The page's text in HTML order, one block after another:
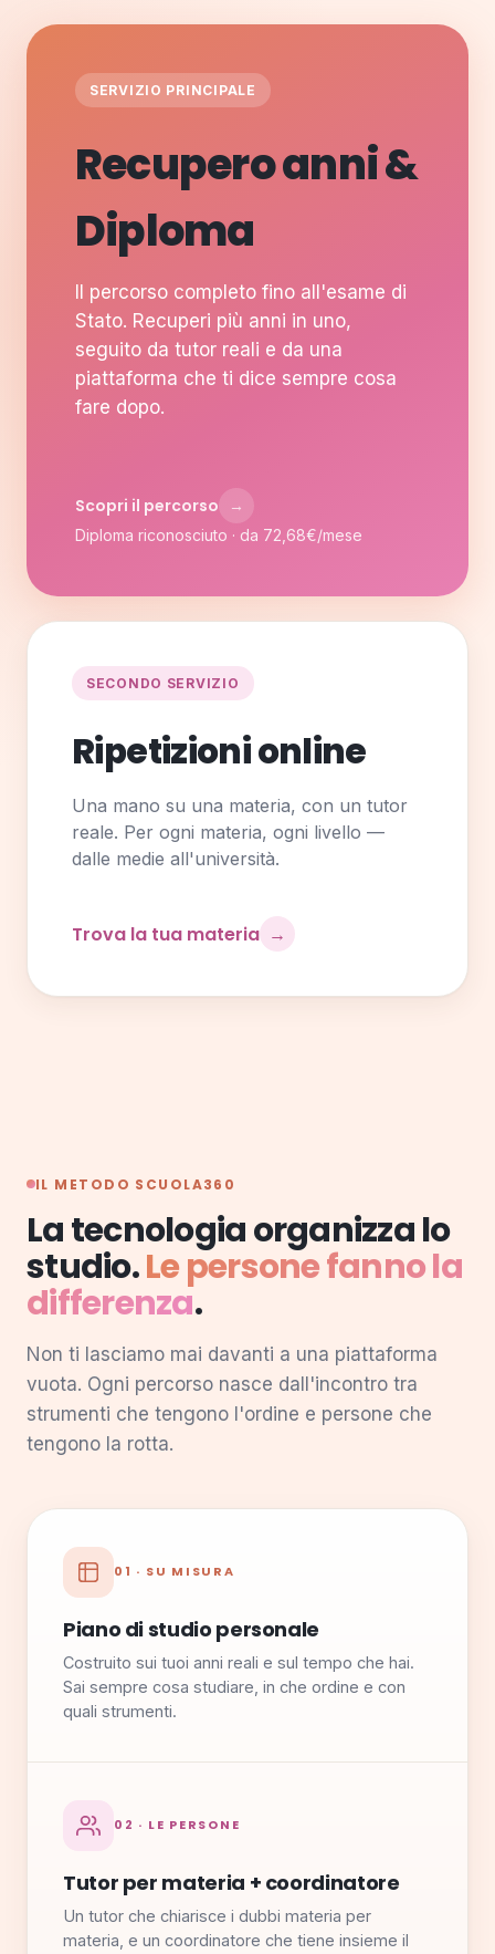
SERVIZIO PRINCIPALE
Recupero anni &
Diploma
Il percorso completo fino all'esame di
Stato. Recuperi più anni in uno,
seguito da tutor reali e da una
piattaforma che ti dice sempre cosa
fare dopo.
Scopri il percorso →
Diploma riconosciuto · da 72,68€/mese
SECONDO SERVIZIO
Ripetizioni online
Una mano su una materia, con un tutor
reale. Per ogni materia, ogni livello —
dalle medie all'università.
Trova la tua materia →
IL METODO SCUOLA360
La tecnologia organizza lo
studio.Le persone fanno la
differenza.
Non ti lasciamo mai davanti a una piattaforma
vuota. Ogni percorso nasce dall'incontro tra
strumenti che tengono l'ordine e persone che
tengono la rotta.
01 · SU MISURA
Piano di studio personale
Costruito sui tuoi anni reali e sul tempo che hai.
Sai sempre cosa studiare, in che ordine e con
quali strumenti.
02 · LE PERSONE
Tutor per materia + coordinatore
Un tutor che chiarisce i dubbi materia per
materia, e un coordinatore che tiene insieme il